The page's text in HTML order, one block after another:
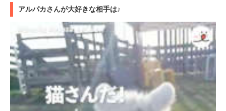
アルパカさんが大好きな相手は♪